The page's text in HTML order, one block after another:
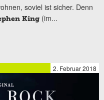
soviel ist sicher. Denn
King (im...
2. Februar 2018